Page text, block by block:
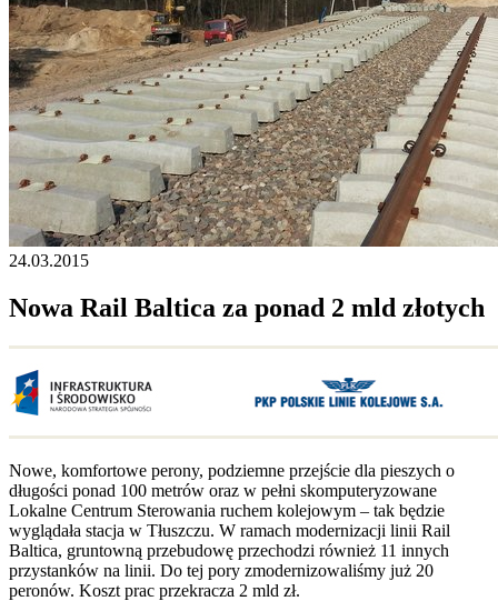
24.03.2015
Nowa Rail Baltica za ponad 2 mld złotych
Nowe, komfortowe perony, podziemne przejście dla pieszych o
długości ponad 100 metrów oraz w pełni skomputeryzowane
Lokalne Centrum Sterowania ruchem kolejowym – tak będzie
wyglądała stacja w Tłuszczu. W ramach modernizacji linii Rail
Baltica, gruntowną przebudowę przechodzi również 11 innych
przystanków na linii. Do tej pory zmodernizowaliśmy już 20
peronów. Koszt prac przekracza 2 mld zł.